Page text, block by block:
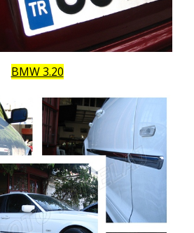
BMW 3.20